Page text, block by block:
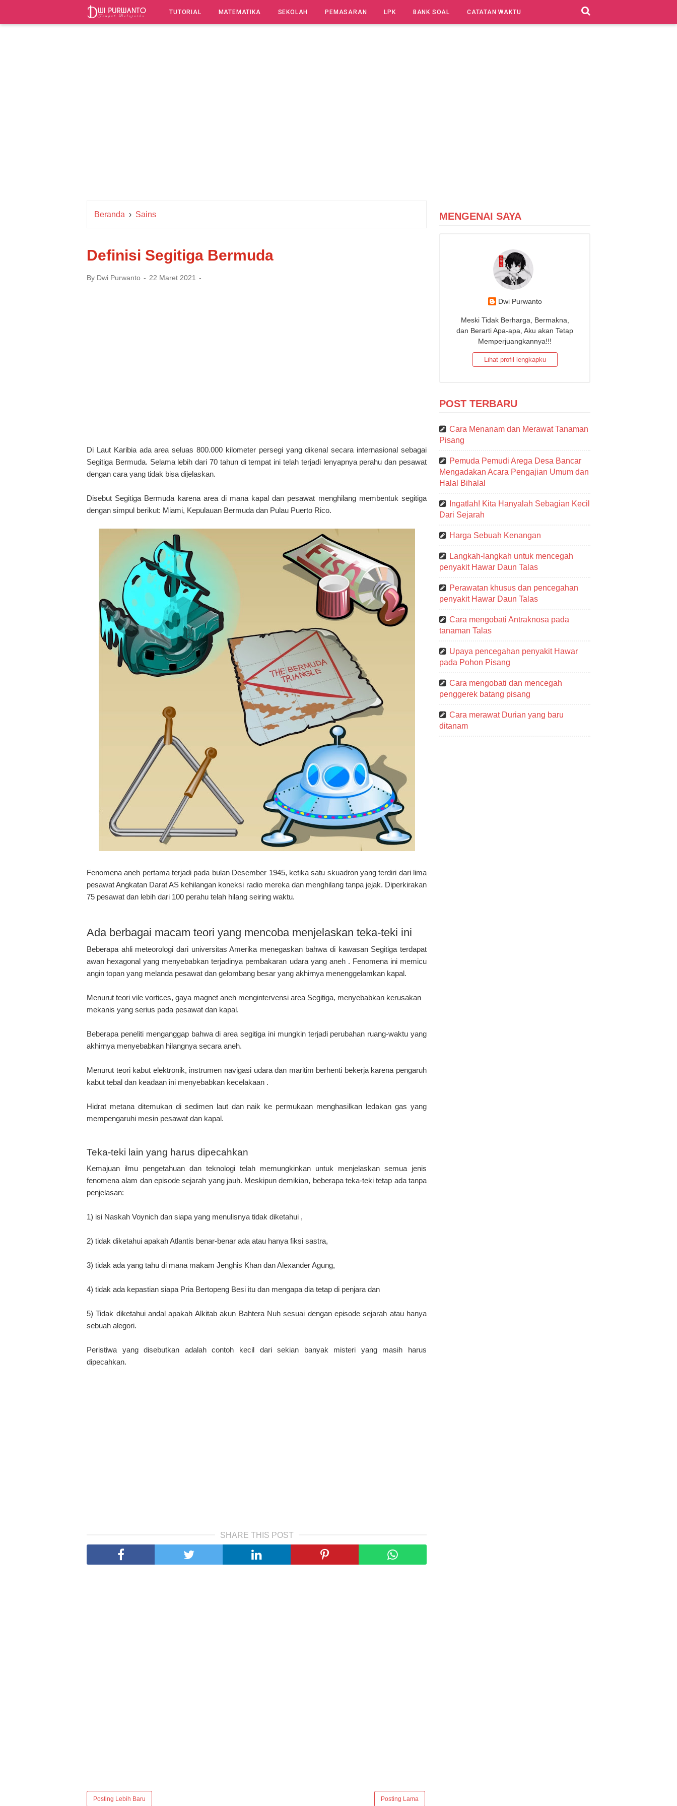
TUTORIAL MATEMATIKA SEKOLAH PEMASARAN LPK BANK SOAL CATATAN WAKTU
Beranda › Sains
Definisi Segitiga Bermuda
By Dwi Purwanto 22 Maret 2021
Di Laut Karibia ada area seluas 800.000 kilometer persegi yang dikenal secara internasional sebagai
Segitiga Bermuda. Selama lebih dari 70 tahun di tempat ini telah terjadi lenyapnya perahu dan pesawat
dengan cara yang tidak bisa dijelaskan.
Disebut Segitiga Bermuda karena area di mana kapal dan pesawat menghilang membentuk segitiga
dengan simpul berikut: Miami, Kepulauan Bermuda dan Pulau Puerto Rico.
Fenomena aneh pertama terjadi pada bulan Desember 1945, ketika satu skuadron yang terdiri dari lima
pesawat Angkatan Darat AS kehilangan koneksi radio mereka dan menghilang tanpa jejak. Diperkirakan
75 pesawat dan lebih dari 100 perahu telah hilang seiring waktu.
Ada berbagai macam teori yang mencoba menjelaskan teka-teki ini
Beberapa ahli meteorologi dari universitas Amerika menegaskan bahwa di kawasan Segitiga terdapat
awan hexagonal yang menyebabkan terjadinya pembakaran udara yang aneh . Fenomena ini memicu
angin topan yang melanda pesawat dan gelombang besar yang akhirnya menenggelamkan kapal.
Menurut teori vile vortices, gaya magnet aneh mengintervensi area Segitiga, menyebabkan kerusakan
mekanis yang serius pada pesawat dan kapal.
Beberapa peneliti menganggap bahwa di area segitiga ini mungkin terjadi perubahan ruang-waktu yang
akhirnya menyebabkan hilangnya secara aneh.
Menurut teori kabut elektronik, instrumen navigasi udara dan maritim berhenti bekerja karena pengaruh
kabut tebal dan keadaan ini menyebabkan kecelakaan .
Hidrat metana ditemukan di sedimen laut dan naik ke permukaan menghasilkan ledakan gas yang
mempengaruhi mesin pesawat dan kapal.
Teka-teki lain yang harus dipecahkan
Kemajuan ilmu pengetahuan dan teknologi telah memungkinkan untuk menjelaskan semua jenis
fenomena alam dan episode sejarah yang jauh. Meskipun demikian, beberapa teka-teki tetap ada tanpa
penjelasan:
1) isi Naskah Voynich dan siapa yang menulisnya tidak diketahui ,
2) tidak diketahui apakah Atlantis benar-benar ada atau hanya fiksi sastra,
3) tidak ada yang tahu di mana makam Jenghis Khan dan Alexander Agung,
4) tidak ada kepastian siapa Pria Bertopeng Besi itu dan mengapa dia tetap di penjara dan
5) Tidak diketahui andal apakah Alkitab akun Bahtera Nuh sesuai dengan episode sejarah atau hanya
sebuah alegori.
Peristiwa yang disebutkan adalah contoh kecil dari sekian banyak misteri yang masih harus
dipecahkan.
SHARE THIS POST
Posting Lebih Baru Posting Lama
MENGENAI SAYA
Dwi Purwanto
Meski Tidak Berharga, Bermakna,
dan Berarti Apa-apa, Aku akan Tetap
Memperjuangkannya!!!
Lihat profil lengkapku
POST TERBARU
Cara Menanam dan Merawat Tanaman
Pisang
Pemuda Pemudi Arega Desa Bancar
Mengadakan Acara Pengajian Umum dan
Halal Bihalal
Ingatlah! Kita Hanyalah Sebagian Kecil
Dari Sejarah
Harga Sebuah Kenangan
Langkah-langkah untuk mencegah
penyakit Hawar Daun Talas
Perawatan khusus dan pencegahan
penyakit Hawar Daun Talas
Cara mengobati Antraknosa pada
tanaman Talas
Upaya pencegahan penyakit Hawar
pada Pohon Pisang
Cara mengobati dan mencegah
penggerek batang pisang
Cara merawat Durian yang baru
ditanam